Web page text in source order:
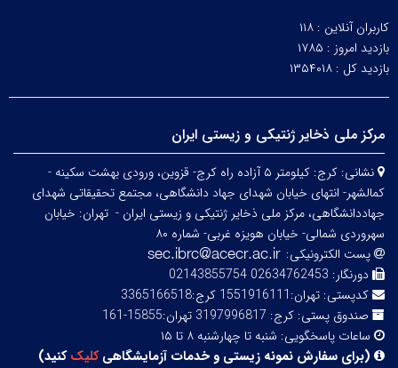
کاربران آنلاین : ۱۱۸
بازدید امروز : ۱۷۸۵
بازدید کل : ۱۳۵۴۰۱۸
مرکز ملی ذخایر ژنتیکی و زیستی ایران
نشانی:
کرج: کیلومتر ۵ آزاده راه کرج- قزوین، ورودی بهشت سکینه -
کمالشهر- انتهای خیابان شهدای جهاد دانشگاهی، مجتمع تحقیقاتی شهدای
جهاددانشگاهی، مرکز ملی ذخایر ژنتیکی و زیستی ایران - تهران: خیابان
سهروردی شمالی- خیابان هویزه غربی- شماره ۸۰
پست الکترونیکی:
دورنگار: 02634762453 02143855754
کدپستی: تهران:1551916111 کرج:3365166518
صندوق پستی: کرج: 3197996817 تهران:15855-161
ساعات پاسخگویی: شنبه تا چهارشنبه ۸ تا ۱۵
(برای سفارش نمونه زیستی و خدمات آزمایشگاهیکلیککنید)